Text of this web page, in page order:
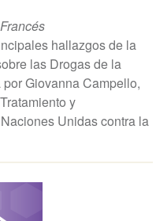
Francés
hallazgos de la
las Drogas de la
Giovanna Campello,
y
Unidas contra la